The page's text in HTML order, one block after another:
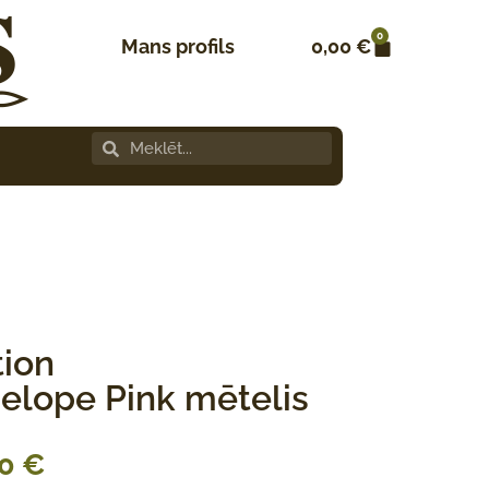
Mans profils 0,00€ 0
Pink mētelis
€